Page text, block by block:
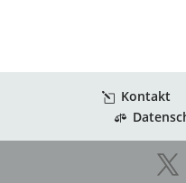
Kontakt